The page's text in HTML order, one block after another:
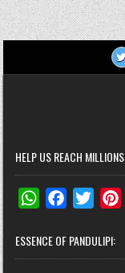
t
navigation
HELP US REACH
W
a
t
c
e
T
i
t
t
ESSENCE OF PANDULIPI: